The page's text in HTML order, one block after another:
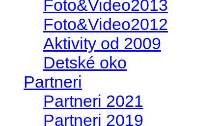
Foto&Video2013
Foto&Video2012
Aktivity od 2009
Detské oko
Partneri
Partneri 2021
Partneri 2019